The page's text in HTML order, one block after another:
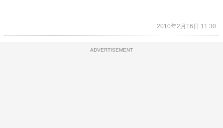
2010年2月16日 11:30
ADVERTISEMENT